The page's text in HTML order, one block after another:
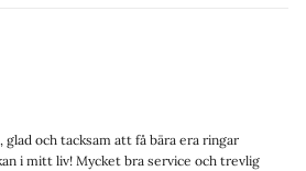
glad och tacksam att få bära era ringar
i mitt liv! Mycket bra service och trevlig